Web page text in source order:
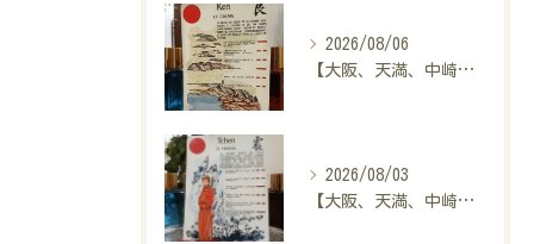
2026/08/06
【大阪、天満、中崎町の占い】madam豊子、本日のメッセージ
2026/08/03
【大阪、天満、中崎町の占い】madam豊子、本日のメッセージ